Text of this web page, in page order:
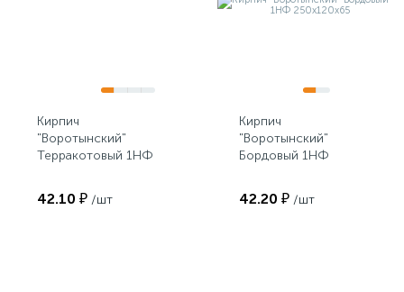
Кирпич
"Воротынский"
Терракотовый 1НФ
42.10 ₽ /шт
Кирпич
"Воротынский"
Бордовый 1НФ
42.20 ₽ /шт